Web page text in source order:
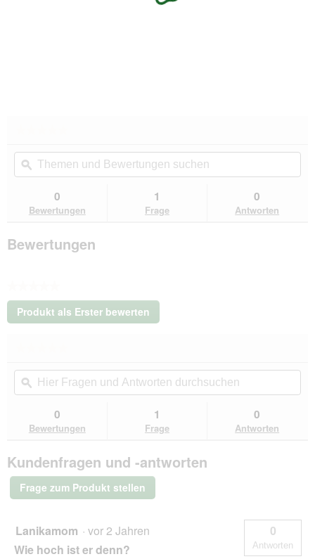
Beurteilungswert
für
RHR
Kratzbaum
Royalty
Themen
und
Bewertungen
ϙ
0
Bewertungen
1
Frage
0
Antworten
Bewertungen
Kein
Beurteilungswert
Produkt als Erster bewerten
.
wird
ein
Dialogfeld
geöffnet.
Beurteilungswert
für
RHR
Kratzbaum
Royalty
Hier
Fragen
und
durchsuchen
ϙ
0
Bewertungen
1
Frage
0
Antworten
Kundenfragen und -antworten
Frage zum Produkt stellen
Lanikamom · vor 2 Jahren
Wie hoch ist er denn?
0
Antworten